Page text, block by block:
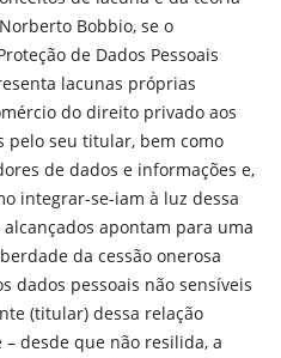
Bobbio, se o
de Dados Pessoais
lacunas próprias
do direito privado aos
pelo seu titular, bem como
de dados e informações e,
integrar-se-iam à luz dessa
apontam para uma
da cessão onerosa
dados pessoais não sensíveis
(titular) dessa relação
desde que não resilida, a